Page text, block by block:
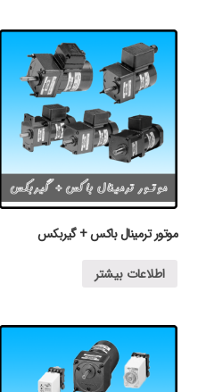
موتور ترمینال باکس + گیربکس
اطلاعات بیشتر